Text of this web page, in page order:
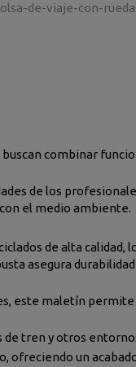
de-viaje-con-
combinar
de los
el medio ambiente.
de alta calidad,
asegura
este maletín
tren y otros
ofreciendo un